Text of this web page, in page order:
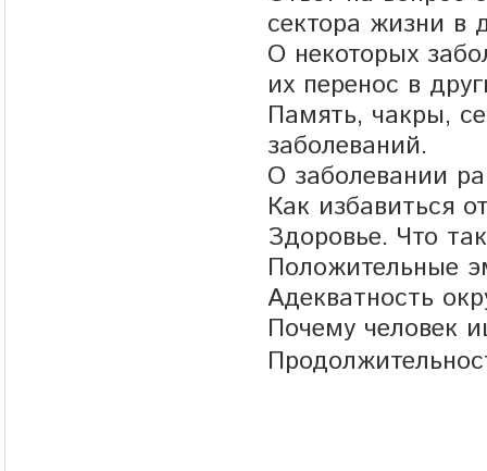
сектора жизни в
О некоторых
их перенос в
Память, чакры,
заболеваний.
О заболевании
Как избавиться
Здоровье. Что
Положительные
Адекватность
Почему человек